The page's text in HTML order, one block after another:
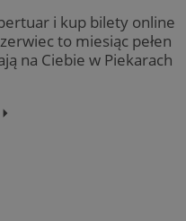
i kup bilety online
to miesiąc pełen
na Ciebie w Piekarach
⏵︎